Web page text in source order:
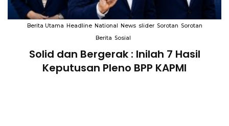
Berita Utama Headline National News slider Sorotan Sorotan
Berita Sosial
Solid dan Bergerak : Inilah 7 Hasil
Keputusan Pleno BPP KAPMI